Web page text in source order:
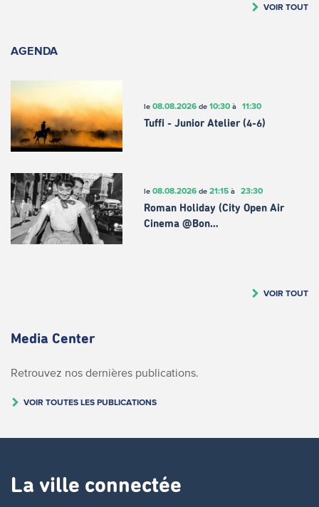
VOIR TOUT
AGENDA
le 08.08.2026de 10:30à 11:30
Tuffi - Junior Atelier (4-6)
le 08.08.2026de 21:15à 23:30
Roman Holiday (City Open Air
Cinema @Bon…
VOIR TOUT
Media Center
Retrouvez nos dernières publications.
VOIR TOUTES LES PUBLICATIONS
La ville connectée